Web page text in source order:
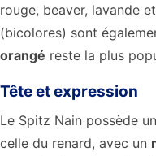
rouge, beaver, lavande
(bicolores) sont
orangé reste la plus
Tête et expression
Le Spitz Nain possède
celle du renard, avec un